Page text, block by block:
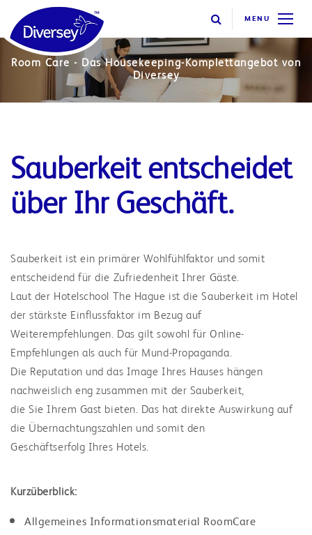
MENU
Room Care - Das Housekeeping-Komplettangebot von
Diversey
Sauberkeit entscheidet
über Ihr Geschäft.
Sauberkeit ist ein primärer Wohlfühlfaktor und somit
entscheidend für die Zufriedenheit Ihrer Gäste.
Laut der Hotelschool The Hague ist die Sauberkeit im Hotel
der stärkste Einflussfaktor im Bezug auf
Weiterempfehlungen. Das gilt sowohl für Online-
Empfehlungen als auch für Mund-Propaganda.
Die Reputation und das Image Ihres Hauses hängen
nachweislich eng zusammen mit der Sauberkeit,
die Sie Ihrem Gast bieten. Das hat direkte Auswirkung auf
die Übernachtungszahlen und somit den
Geschäftserfolg Ihres Hotels.
Kurzüberblick:
Allgemeines Informationsmaterial RoomCare